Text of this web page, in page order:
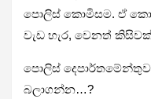
පොලිස් කොමි­සම. ඒ
වැඩ හැර, වෙනත්
පොලිස්
බලා­ගන්න…?